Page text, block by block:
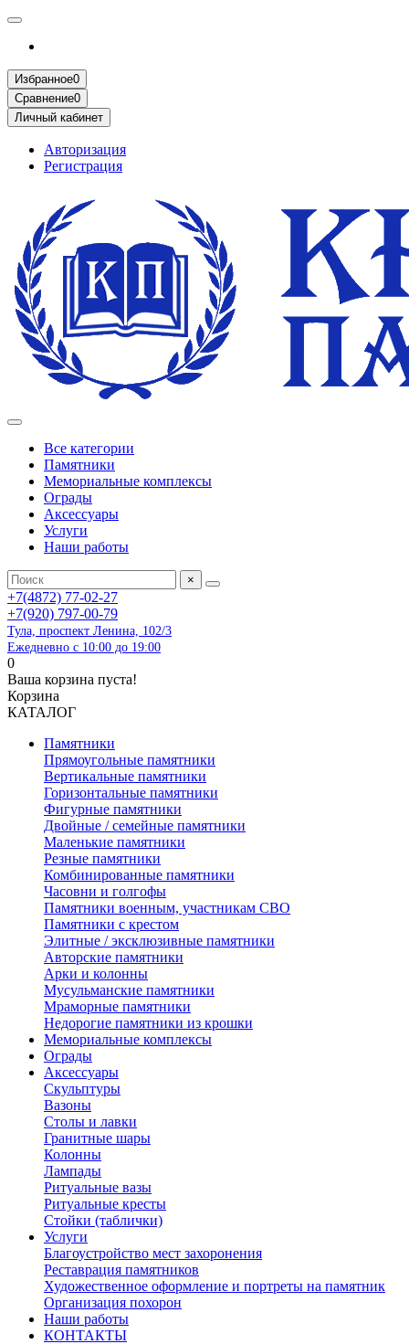
Избранное0
Сравнение0
Личный кабинет
Авторизация
Регистрация
Все категории
Памятники
Мемориальные комплексы
Ограды
Аксессуары
Услуги
Наши работы
×
+7(4872) 77-02-27
+7(920) 797-00-79
Тула, проспект Ленина, 102/3
Ежедневно с 10:00 до 19:00
0
Ваша корзина пуста!
Корзина
КАТАЛОГ
Памятники
Прямоугольные памятники
Вертикальные памятники
Горизонтальные памятники
Фигурные памятники
Двойные / семейные памятники
Маленькие памятники
Резные памятники
Комбинированные памятники
Часовни и голгофы
Памятники военным, участникам СВО
Памятники с крестом
Элитные / эксклюзивные памятники
Авторские памятники
Арки и колонны
Мусульманские памятники
Мраморные памятники
Недорогие памятники из крошки
Мемориальные комплексы
Ограды
Аксессуары
Скульптуры
Вазоны
Столы и лавки
Гранитные шары
Колонны
Лампады
Ритуальные вазы
Ритуальные кресты
Стойки (таблички)
Услуги
Благоустройство мест захоронения
Реставрация памятников
Художественное оформление и портреты на памятник
Организация похорон
Наши работы
КОНТАКТЫ